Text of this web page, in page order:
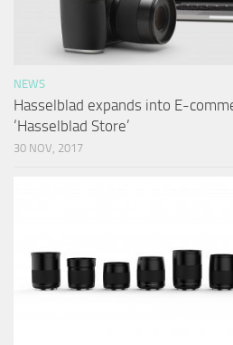
NEWS
Hasselblad expands into E-
‘Hasselblad Store’
30 NOV, 2017